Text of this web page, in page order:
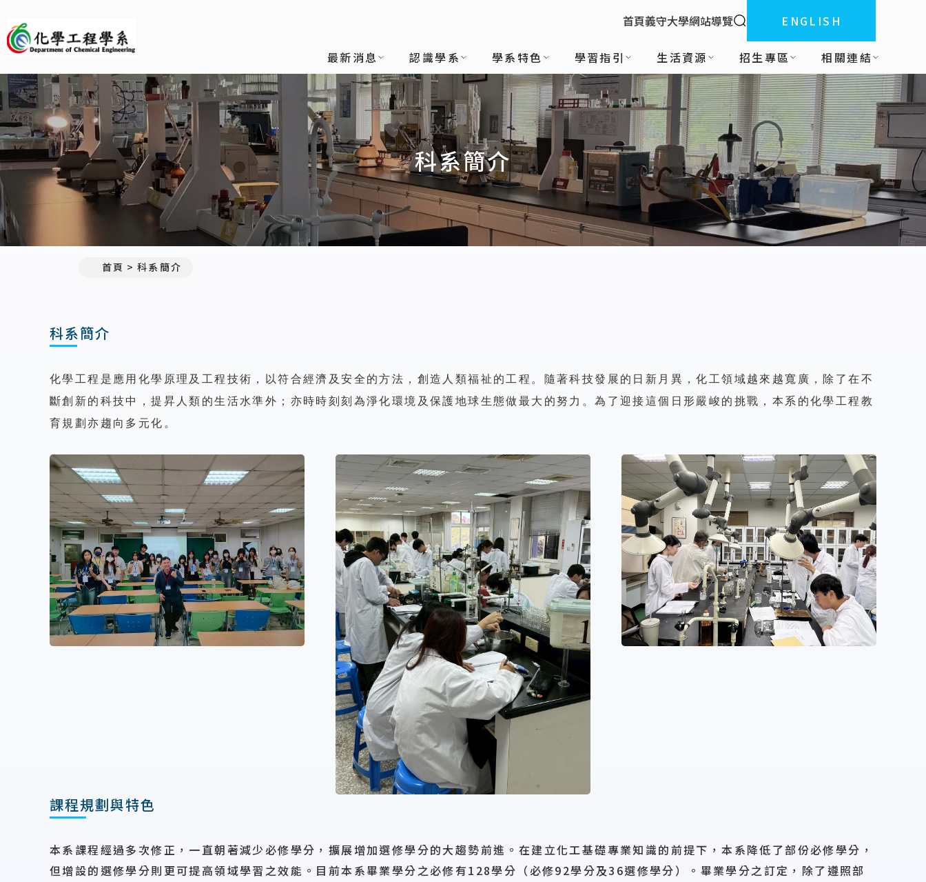
:::
首頁義守大學網站導覽 全站搜索ENGLISH
最新消息 認識學系 學系特色 學習指引 生活資源 招生專區 相關連結
科系簡介
首頁 科系簡介
科系簡介
化學工程是應用化學原理及工程技術，以符合經濟及安全的方法，創造人類福祉的工程。隨著科技發展的日新月異，化工領域越來越寬廣，除了在不
斷創新的科技中，提昇人類的生活水準外；亦時時刻刻為淨化環境及保護地球生態做最大的努力。為了迎接這個日形嚴峻的挑戰，本系的化學工程教
育規劃亦趨向多元化。
課程規劃與特色
本系課程經過多次修正，一直朝著減少必修學分，擴展增加選修學分的大趨勢前進。在建立化工基礎專業知識的前提下，本系降低了部份必修學分，
但增設的選修學分則更可提高領域學習之效能。目前本系畢業學分之必修有128學分（必修92學分及36選修學分）。畢業學分之訂定，除了遵照部